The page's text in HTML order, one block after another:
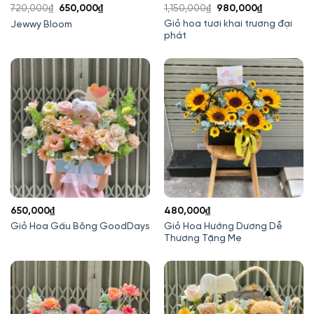
Jewwy Bloom
720,000₫
Giá
gốc
650,000₫Giá
650,000₫.
Giỏ hoa tươi khai trương đại
phát
1,150,000₫
Giá
gốc
980,000₫Giá
hiện
980,000₫.
Giỏ Hoa Gấu Bông GoodDays
650,000₫
Giỏ Hoa Hướng Dương Dễ
Thương Tặng Mẹ
480,000₫